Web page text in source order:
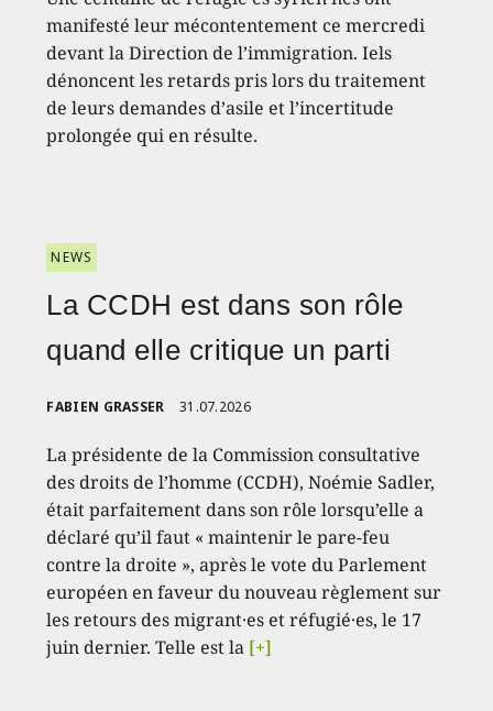
manifesté leur mécontentement ce mercredi
devant la Direction de l’immigration. Iels
dénoncent les retards pris lors du traitement
de leurs demandes d’asile et l’incertitude
prolongée qui en résulte.
NEWS
La CCDH est dans son rôle
quand elle critique un parti
FABIEN GRASSER 31.07.2026
La présidente de la Commission consultative
des droits de l’homme (CCDH), Noémie Sadler,
était parfaitement dans son rôle lorsqu’elle a
déclaré qu’il faut « maintenir le pare-feu
contre la droite », après le vote du Parlement
européen en faveur du nouveau règlement sur
les retours des migrant·es et réfugié·es, le 17
juin dernier. Telle est la [+]